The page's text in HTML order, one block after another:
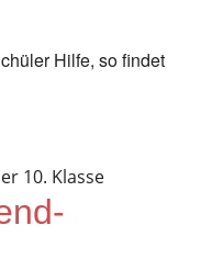
Hilfe, so findet
10. Klasse